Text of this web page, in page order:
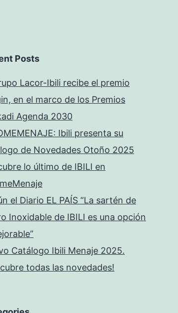
Posts
Lacor-Ibili recibe el premio
en el marco de los Premios
Agenda 2030
Ibili presenta su
de Novedades Otoño 2025
lo último de IBILI en
el Diario EL PAÍS “La sartén de
Inoxidable de IBILI es una opción
Catálogo Ibili Menaje 2025.
todas las novedades!